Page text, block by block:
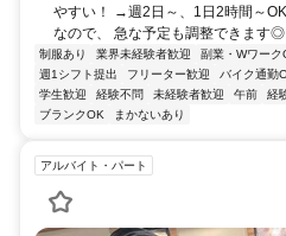
やすい！ →週2日～、1日2時間～
なので、 急な予定も調整できます
制服あり 業界未経験者歓迎 副業・Wワーク
週1シフト提出
フリーター歓迎 バイク通勤
学生歓迎
経験不問 未経験者歓迎 午前 経
ブランクOK
まかないあり
アルバイト・パート